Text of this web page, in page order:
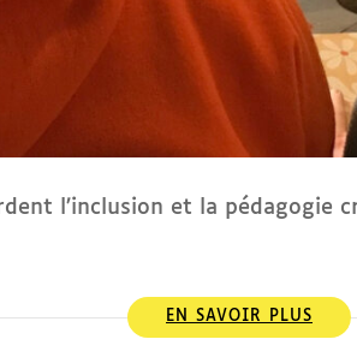
l’inclusion et la pédagogie
EN SAVOIR PLUS